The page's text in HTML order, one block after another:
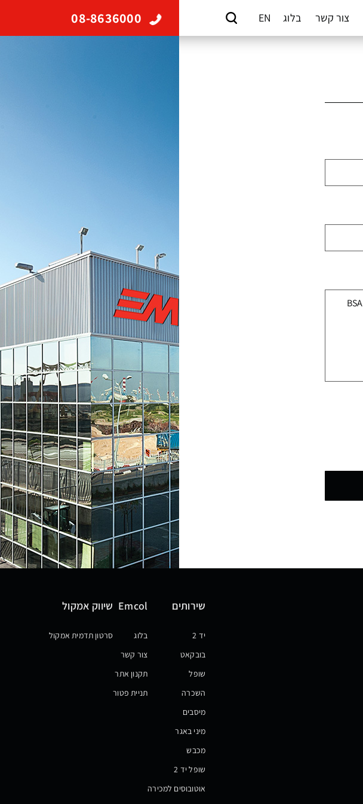
צור קשר בלוג EN
08-8636000
שירותים
יד 2
בובקאט
שופל
השכרה
מיסבים
מיני באגר
מכבש
שופל יד 2
אוטובוסים למכירה
Emcol
בלוג
צור קשר
תקנון אתר
תניית פטור
שיווק אמקול
סרטון תדמית אמקול